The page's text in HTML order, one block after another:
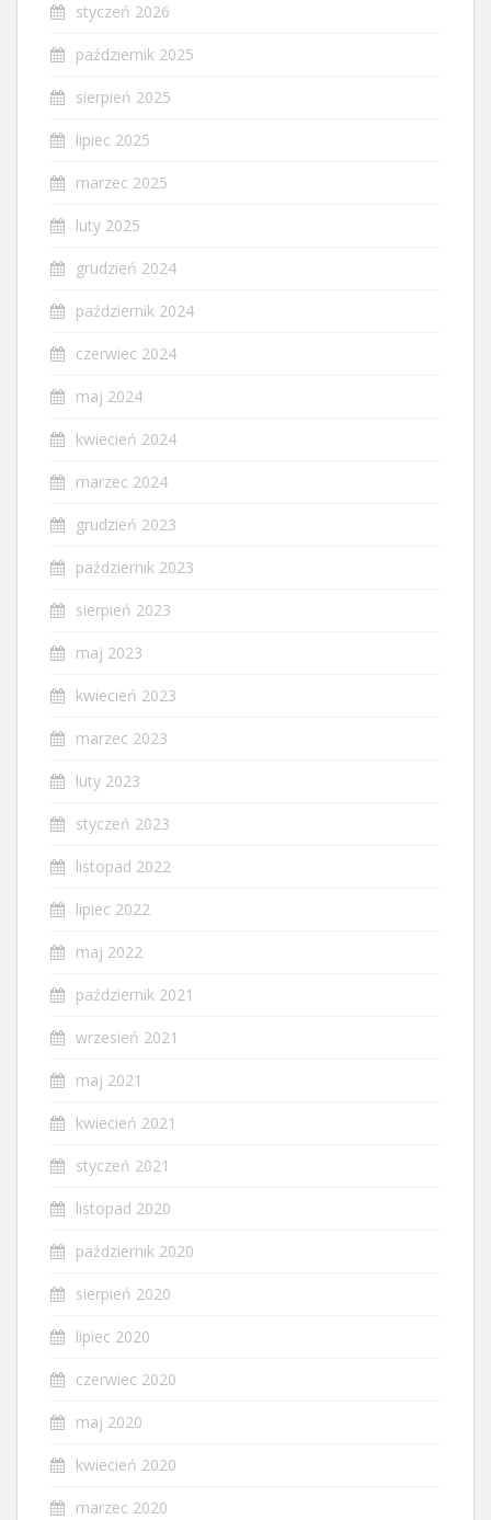
styczeń 2026
październik 2025
sierpień 2025
lipiec 2025
marzec 2025
luty 2025
grudzień 2024
październik 2024
czerwiec 2024
maj 2024
kwiecień 2024
marzec 2024
grudzień 2023
październik 2023
sierpień 2023
maj 2023
kwiecień 2023
marzec 2023
luty 2023
styczeń 2023
listopad 2022
lipiec 2022
maj 2022
październik 2021
wrzesień 2021
maj 2021
kwiecień 2021
styczeń 2021
listopad 2020
październik 2020
sierpień 2020
lipiec 2020
czerwiec 2020
maj 2020
kwiecień 2020
marzec 2020